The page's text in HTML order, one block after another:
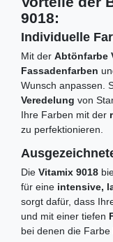
9018:
Individuelle
Mit der Abtönfarbe
Fassadenfarben
Wunsch anpassen.
Veredelung von
Ihre Farben mit der
zu perfektionieren.
Die Vitamix 9018
für eine intensive,
sorgt dafür, dass
und mit einer tiefen
bei denen die Farbe